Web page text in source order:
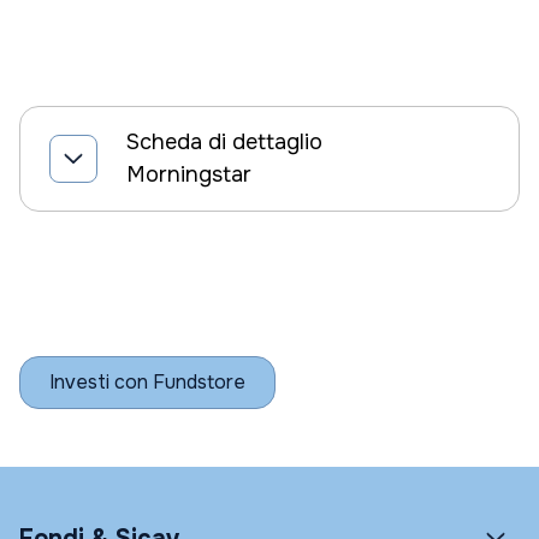
Scheda di dettaglio
Morningstar
Investi con Fundstore